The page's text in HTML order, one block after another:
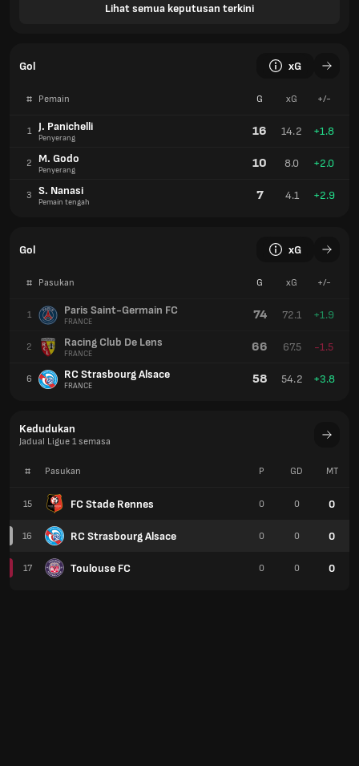
Lihat semua keputusan terkini
Gol xG
# Pemain G xG +/-
1 J. Panichelli
Penyerang 16 14.2 +1.8
2 M. Godo
Penyerang 10 8.0 +2.0
3 S. Nanasi
Pemain tengah 7 4.1 +2.9
Gol xG
# Pasukan G xG +/-
1 Paris Saint-Germain FC
FRANCE 74 72.1 +1.9
2 Racing Club De Lens
FRANCE 66 67.5 -1.5
6 RC Strasbourg Alsace
FRANCE 58 54.2 +3.8
Kedudukan
Jadual Ligue 1 semasa
# Pasukan
15 FC Stade Rennes
16 RC Strasbourg Alsace
17 Toulouse FC
P GD MT
0 0 0
0 0 0
0 0 0